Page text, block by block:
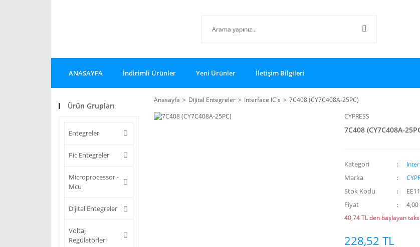
ANASAYFA İndirimli Ürünler Yeni Ürünler İletişim Bilgileri
Ürün Grupları
Entegreler
Pic Entegreler
Microprocessor -
Mcu
Dijital Entegreler
Voltaj
Regülatörleri
Anasayfa Dijital Entegreler Interface IC's
7C408 (CY7C408A-25PC)
CYPRESS
7C408 (CY7C408A-
Kategori
Marka
Stok Kodu
Fiyat
4,00
40,74 TL den başlayan
228,52 TL